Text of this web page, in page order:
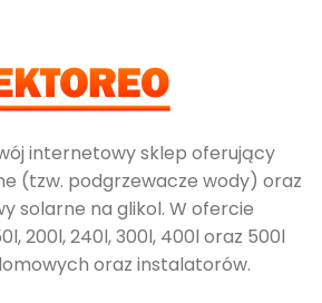
internetowy sklep oferujący
(tzw. podgrzewacze wody) oraz
solarne na glikol. W ofercie
200l, 240l, 300l, 400l oraz 500l
oraz instalatorów.